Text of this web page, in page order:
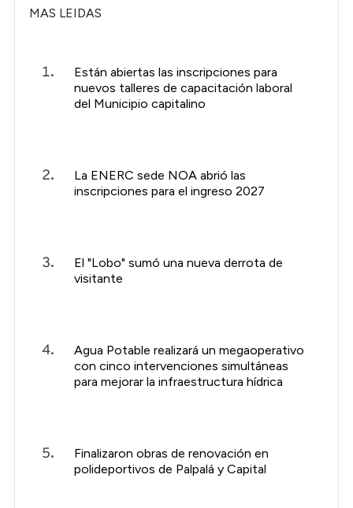
MAS LEIDAS
Están abiertas las inscripciones para
nuevos talleres de capacitación laboral
del Municipio capitalino
La ENERC sede NOA abrió las
inscripciones para el ingreso 2027
El "Lobo" sumó una nueva derrota de
visitante
Agua Potable realizará un megaoperativo
con cinco intervenciones simultáneas
para mejorar la infraestructura hídrica
Finalizaron obras de renovación en
polideportivos de Palpalá y Capital